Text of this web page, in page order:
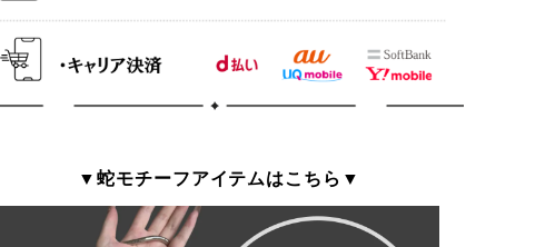
▼蛇モチーフアイテムはこちら▼